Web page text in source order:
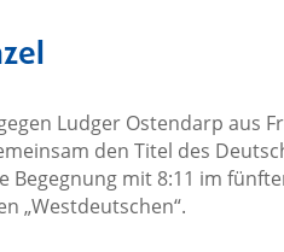
Ludger Ostendarp aus
den Titel des
Begegnung mit 8:11 im
„Westdeutschen“.